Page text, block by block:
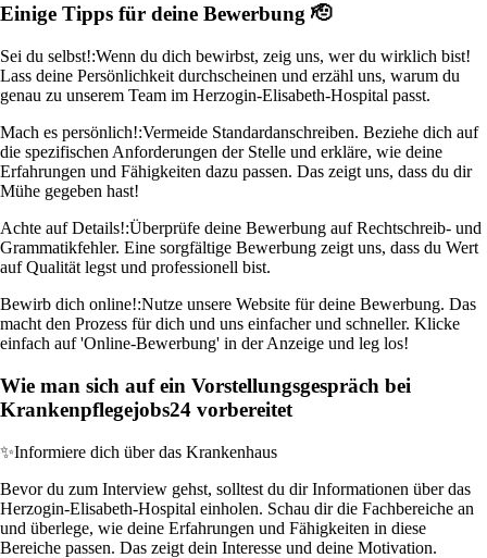
Einige Tipps für deine Bewerbung 🫡
Sei du selbst!:Wenn du dich bewirbst, zeig uns, wer du wirklich bist!
Lass deine Persönlichkeit durchscheinen und erzähl uns, warum du
genau zu unserem Team im Herzogin-Elisabeth-Hospital passt.
Mach es persönlich!:Vermeide Standardanschreiben. Beziehe dich auf
die spezifischen Anforderungen der Stelle und erkläre, wie deine
Erfahrungen und Fähigkeiten dazu passen. Das zeigt uns, dass du dir
Mühe gegeben hast!
Achte auf Details!:Überprüfe deine Bewerbung auf Rechtschreib- und
Grammatikfehler. Eine sorgfältige Bewerbung zeigt uns, dass du Wert
auf Qualität legst und professionell bist.
Bewirb dich online!:Nutze unsere Website für deine Bewerbung. Das
macht den Prozess für dich und uns einfacher und schneller. Klicke
einfach auf 'Online-Bewerbung' in der Anzeige und leg los!
Wie man sich auf ein Vorstellungsgespräch bei
Krankenpflegejobs24 vorbereitet
✨Informiere dich über das Krankenhaus
Bevor du zum Interview gehst, solltest du dir Informationen über das
Herzogin-Elisabeth-Hospital einholen. Schau dir die Fachbereiche an
und überlege, wie deine Erfahrungen und Fähigkeiten in diese
Bereiche passen. Das zeigt dein Interesse und deine Motivation.